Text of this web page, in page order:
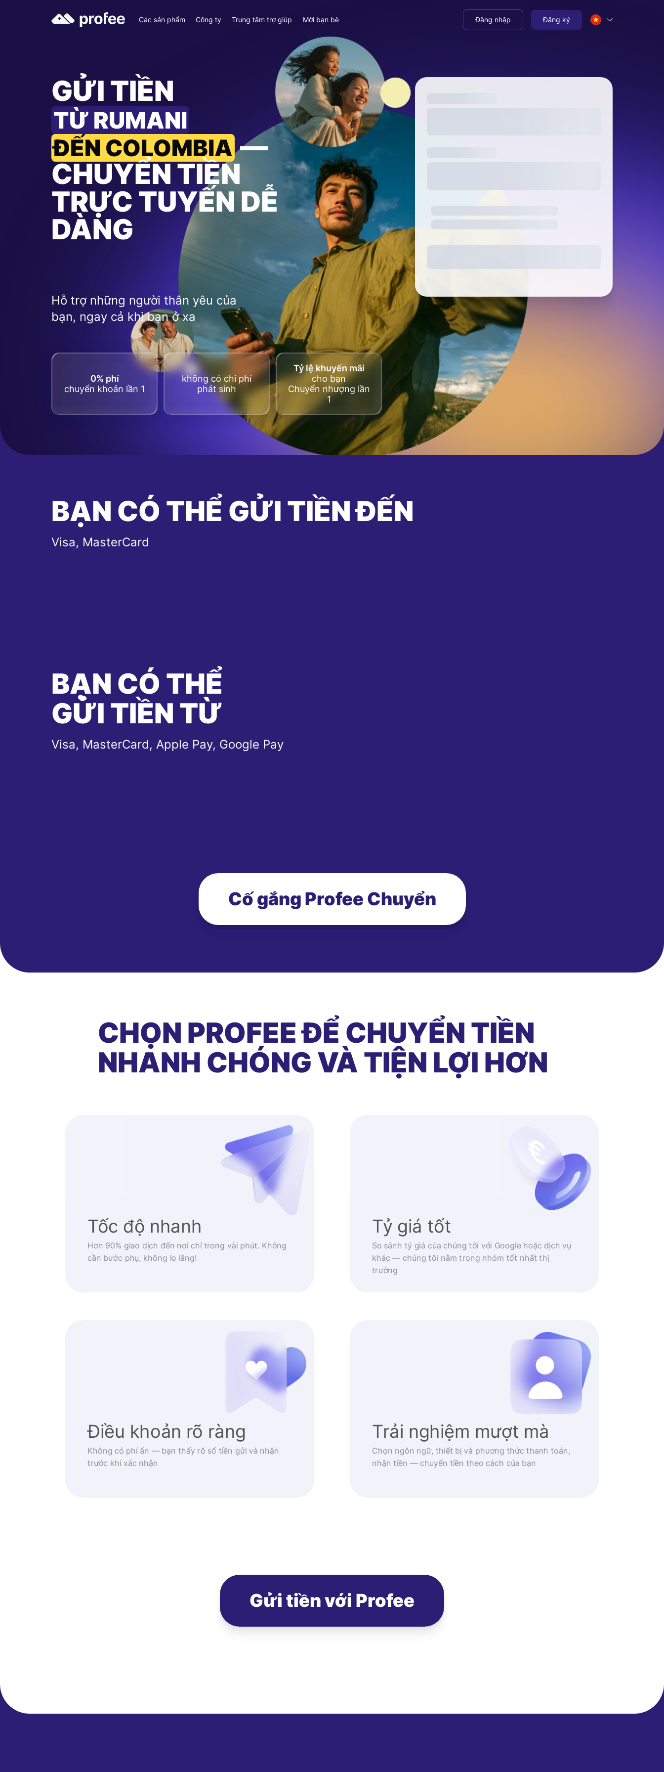
Các sản phẩm Công ty Trung tâm trợ giúp Mời bạn bè Đăng nhập Đăng ký
GỬI TIỀN
TỪ RUMANI
ĐẾN COLOMBIA—
CHUYỂN TIỀN
TRỰC TUYẾN DỄ
DÀNG
Hỗ trợ những người thân yêu của
bạn, ngay cả khi bạn ở xa
0% phí
chuyển khoản lần 1
không có chi phí
phát sinh
Tỷ lệ khuyến mãi
cho bạn
Chuyển nhượng lần
1
BẠN CÓ THỂ GỬI TIỀN ĐẾN
Visa, MasterCard
BẠN CÓ THỂ
GỬI TIỀN TỪ
Visa, MasterCard, Apple Pay, Google Pay
Cố gắng Profee Chuyển
CHỌN PROFEE ĐỂ CHUYỂN TIỀN
NHANH CHÓNG VÀ TIỆN LỢI HƠN
Tốc độ nhanh
Hơn 90% giao dịch đến nơi chỉ trong vài phút. Không
cần bước phụ, không lo lắng!
Tỷ giá tốt
So sánh tỷ giá của chúng tôi với Google hoặc dịch vụ
khác — chúng tôi nằm trong nhóm tốt nhất thị
trường
Điều khoản rõ ràng
Không có phí ẩn — bạn thấy rõ số tiền gửi và nhận
trước khi xác nhận
Trải nghiệm mượt mà
Chọn ngôn ngữ, thiết bị và phương thức thanh toán,
nhận tiền — chuyển tiền theo cách của bạn
Gửi tiền với Profee